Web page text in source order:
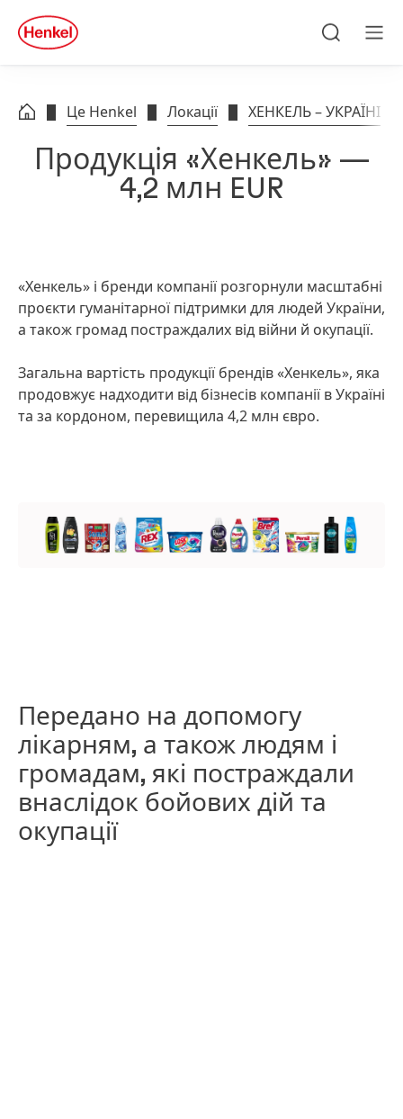
Skip to main content
Skip to footer
quick
search
Це Henkel Локації ХЕНКЕЛЬ – УКРАЇНІ
Продукція «Хенкель» —
4,2 млн EUR
«Хенкель» і бренди компанії розгорнули масштабні
проєкти гуманітарної підтримки для людей України,
а також громад постраждалих від війни й окупації.
Загальна вартість продукції брендів «Хенкель», яка
продовжує надходити від бізнесів компанії в Україні
та за кордоном, перевищила 4,2 млн євро.
Передано на допомогу
лікарням, а також людям і
громадам, які постраждали
внаслідок бойових дій та
окупації